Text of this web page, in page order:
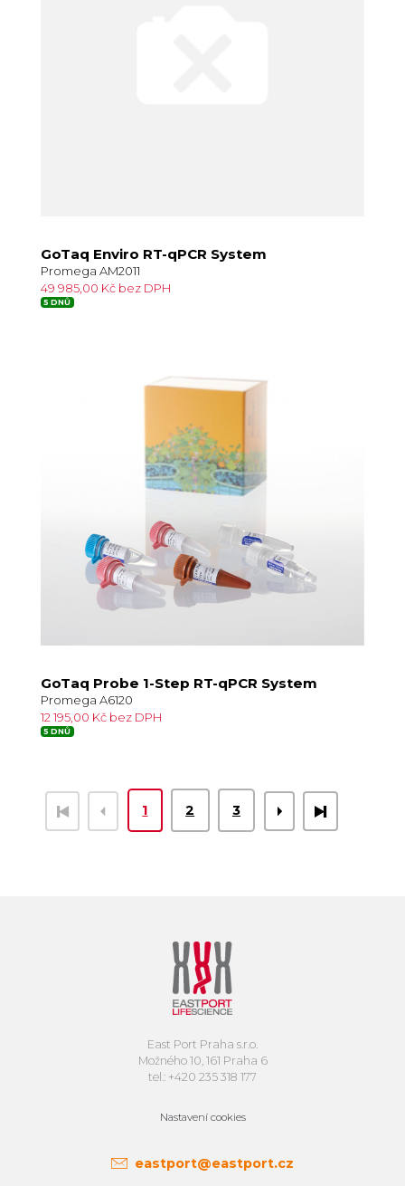
GoTaq Enviro RT-qPCR System
Promega AM2011
49 985,00 Kč bez DPH
5 DNŮ
GoTaq Probe 1-Step RT-qPCR System
Promega A6120
12 195,00 Kč bez DPH
5 DNŮ
1 2 3
East Port Praha s.r.o.
Možného 10, 161 Praha 6
tel.: +420 235 318 177
Nastavení cookies
eastport@eastport.cz